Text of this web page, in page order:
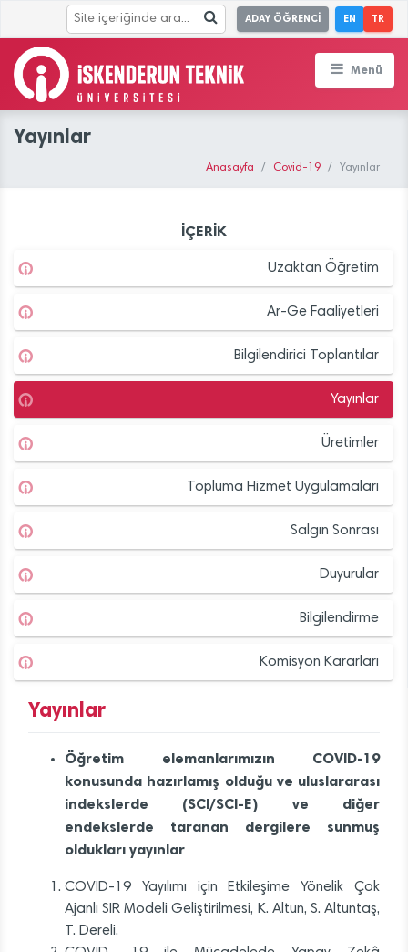
ADAY ÖĞRENCİ EN TR
Menü
Yayınlar
Anasayfa Covid-19 Yayınlar
İÇERİK
Uzaktan Öğretim
Ar-Ge Faaliyetleri
Bilgilendirici Toplantılar
Yayınlar
Üretimler
Topluma Hizmet Uygulamaları
Salgın Sonrası
Duyurular
Bilgilendirme
Komisyon Kararları
Yayınlar
Öğretim elemanlarımızın COVID-19
konusunda hazırlamış olduğu ve uluslararası
indekslerde (SCI/SCI-E) ve diğer
endekslerde taranan dergilere sunmuş
oldukları yayınlar
COVID-19 Yayılımı için Etkileşime Yönelik Çok
Ajanlı SIR Modeli Geliştirilmesi, K. Altun, S. Altuntaş,
T. Dereli.